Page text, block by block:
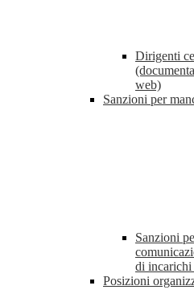
Dirigenti
web)
Sanzioni per
Sanzioni
di
Posizioni